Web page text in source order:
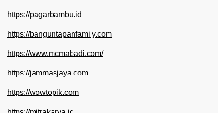
https://pagarbambu.id
https://banguntapanfamily.com
https://www.mcmabadi.com/
https://jammasjaya.com
https://wowtopik.com